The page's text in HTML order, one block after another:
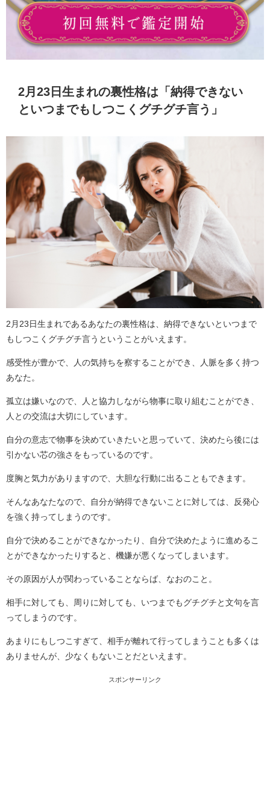
2月23日生まれの裏性格は「納得できない
といつまでもしつこくグチグチ言う」
2月23日生まれであるあなたの裏性格は、納得できないといつまで
もしつこくグチグチ言うということがいえます。
感受性が豊かで、人の気持ちを察することができ、人脈を多く持つ
あなた。
孤立は嫌いなので、人と協力しながら物事に取り組むことができ、
人との交流は大切にしています。
自分の意志で物事を決めていきたいと思っていて、決めたら後には
引かない芯の強さをもっているのです。
度胸と気力がありますので、大胆な行動に出ることもできます。
そんなあなたなので、自分が納得できないことに対しては、反発心
を強く持ってしまうのです。
自分で決めることができなかったり、自分で決めたように進めるこ
とができなかったりすると、機嫌が悪くなってしまいます。
その原因が人が関わっていることならば、なおのこと。
相手に対しても、周りに対しても、いつまでもグチグチと文句を言
ってしまうのです。
あまりにもしつこすぎて、相手が離れて行ってしまうことも多くは
ありませんが、少なくもないことだといえます。
スポンサーリンク